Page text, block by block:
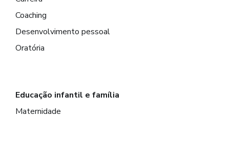
Coaching
Desenvolvimento pessoal
Oratória
Educação infantil e família
Maternidade